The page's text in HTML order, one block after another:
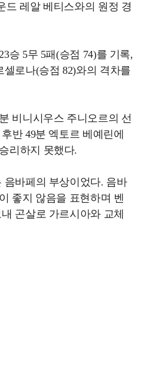
드 레알 베티스와의 원정 경
승 5무 5패(승점 74)를 기록,
로나(승점 82)와의 격차를
비니시우스 주니오르의 선
반 49분 엑토르 베예린에
리하지 못했다.
음바페의 부상이었다. 음바
좋지 않음을 표현하며 벤
곤살로 가르시아와 교체